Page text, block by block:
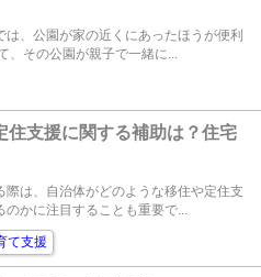
は、公園が家の近くにあったほうが便利
、その公園が親子で一緒に...
住支援に関する補助は？住宅
際は、自治体がどのような移住や定住支
かに注目することも重要で...
て支援